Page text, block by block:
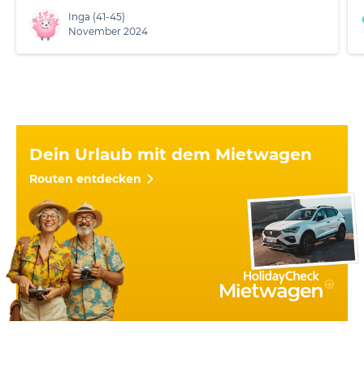
Inga (41-45)
November 2024
Dein Urlaub mit dem Mietwagen
Routen entdecken